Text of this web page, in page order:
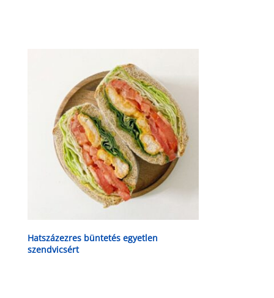
Hatszázezres büntetés egyetlen
szendvicsért